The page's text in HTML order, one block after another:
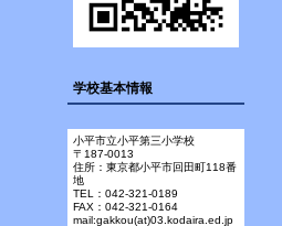
学校基本情報
小平市立小平第三小学校
〒187-0013
住所：東京都小平市回田町118番
地
TEL：042-321-0189
FAX：042-321-0164
mail:gakkou(at)03.kodaira.ed.jp